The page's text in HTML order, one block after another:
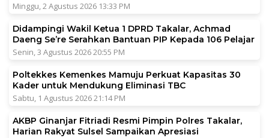
Minggu, 2 Agustus 2026 13:33 PM
Didampingi Wakil Ketua 1 DPRD Takalar, Achmad
Daeng Se’re Serahkan Bantuan PIP Kepada 106 Pelajar
Senin, 3 Agustus 2026 20:55 PM
Poltekkes Kemenkes Mamuju Perkuat Kapasitas 30
Kader untuk Mendukung Eliminasi TBC
Sabtu, 1 Agustus 2026 21:14 PM
AKBP Ginanjar Fitriadi Resmi Pimpin Polres Takalar,
Harian Rakyat Sulsel Sampaikan Apresiasi